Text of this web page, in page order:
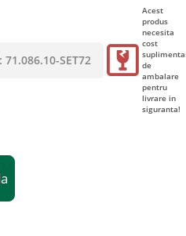
71.086.10-SET72
Acest
produs
necesita
cost
de
ambalare
pentru
livrare in
siguranta!